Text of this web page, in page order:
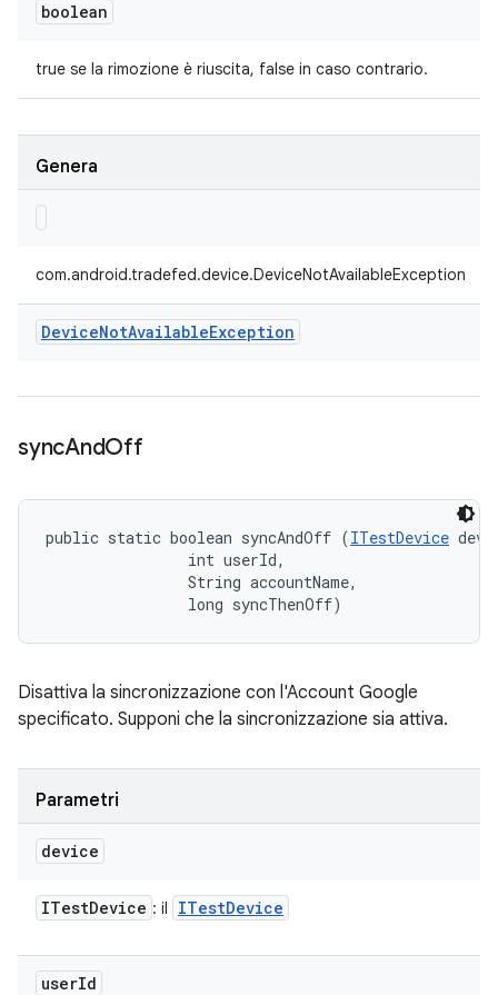
boolean
true se la rimozione è riuscita, false in caso contrario.
Genera
com.android.tradefed.device.DeviceNotAvailableException
DeviceNotAvailableException
syncAndOff
public static boolean syncAndOff (ITestDevice
                int userId,
                String accountName,
                long syncThenOff)
Disattiva la sincronizzazione con l'Account Google
specificato. Supponi che la sincronizzazione sia attiva.
Parametri
device
ITestDevice : il ITestDevice
userId